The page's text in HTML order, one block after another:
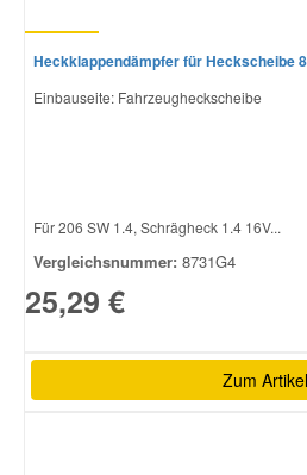
Heckklappendämpfer für Heckscheibe
Einbauseite: Fahrzeugheckscheibe
Für 206 SW 1.4, Schrägheck 1.4 16V...
Vergleichsnummer: 8731G4
25,29 €
Zum Artikel
Seat Ersatzteile
Suzuki Ersatzteile
Vauxhall Ersatzteile